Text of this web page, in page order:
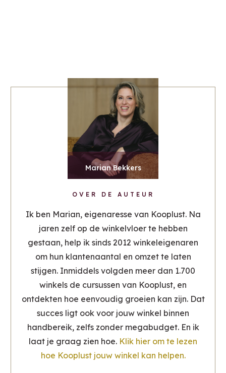
OVER DE AUTEUR
Ik ben Marian, eigenaresse van Kooplust. Na
jaren zelf op de winkelvloer te hebben
gestaan, help ik sinds 2012 winkeleigenaren
om hun klantenaantal en omzet te laten
stijgen. Inmiddels volgden meer dan 1.700
winkels de cursussen van Kooplust, en
ontdekten hoe eenvoudig groeien kan zijn. Dat
succes ligt ook voor jouw winkel binnen
handbereik, zelfs zonder megabudget. En ik
laat je graag zien hoe. Klik hier om te lezen
hoe Kooplust jouw winkel kan helpen.
Marian Bekkers